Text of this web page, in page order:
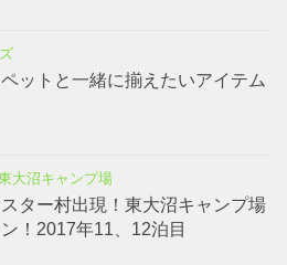
ットと一緒に揃えたいアイテム
大沼キャンプ場
ター村出現！東大沼キャンプ場
！2017年11、12泊目